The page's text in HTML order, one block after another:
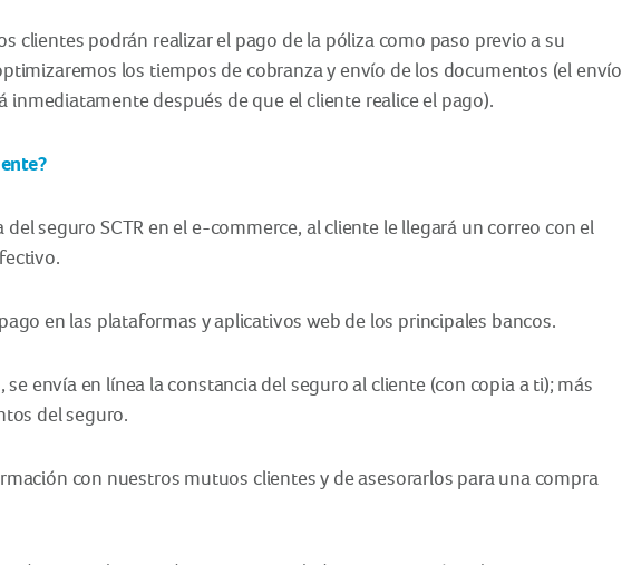
clientes podrán realizar el pago de la póliza como paso previo a su
los tiempos de cobranza y envío de los documentos (el envío
inmediatamente después de que el cliente realice el pago).
seguro SCTR en el e-commerce, al cliente le llegará un correo con el
en las plataformas y aplicativos web de los principales bancos.
envía en línea la constancia del seguro al cliente (con copia a ti); más
del seguro.
con nuestros mutuos clientes y de asesorarlos para una compra